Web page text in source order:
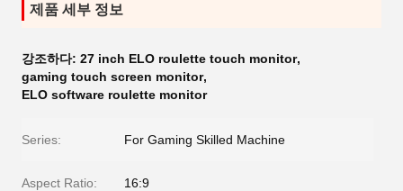
제품 세부 정보
강조하다: 27 inch ELO roulette touch monitor,
gaming touch screen monitor,
ELO software roulette monitor
Series: For Gaming Skilled Machine
Aspect Ratio: 16:9